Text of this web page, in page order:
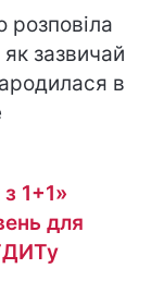
зазвичай
в
1+1»
для